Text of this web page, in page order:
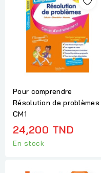
Pour comprendre
Résolution de problèmes
CM1
24,200 TND
En stock